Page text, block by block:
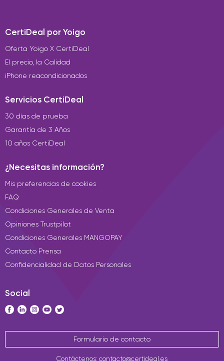
CertiDeal por Yoigo
Oferta Yoigo X CertiDeal
El precio, la Calidad
iPhone reacondicionados
Servicios CertiDeal
30 días de prueba
Garantía de 3 Años
10 años CertiDeal
¿Necesitas información?
Mis preferencias de cookies
FAQ
Condiciones Generales de Venta
Opiniones Trustpilot
Condiciones Generales MANGOPAY
Contacto Prensa
Confidencialidad de Datos Personales
Social
Formulario de contacto
Contáctenos: contacto@certideal.es